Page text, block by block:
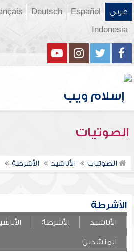
عربي Español
Deutsch
Indonesia
الصوتيات
الصوتيات الأناشيد الأشرطة
الأشرطة
الأناشيد الأشرطة
المنشدين